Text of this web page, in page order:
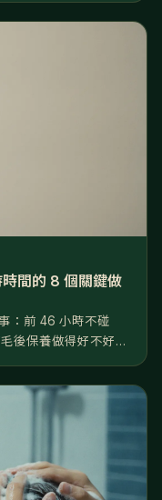
間的 8 個關鍵做
：前 46 小時不碰
後保養做得好不好，
鍵。 這篇把嫁接睫毛